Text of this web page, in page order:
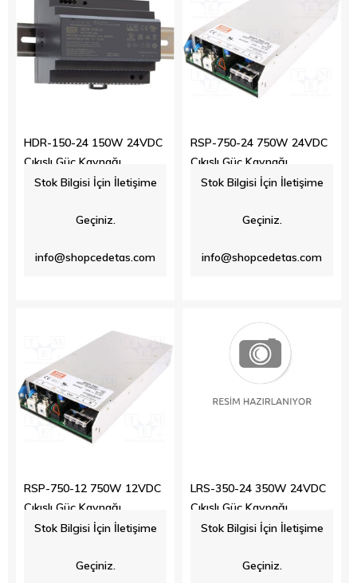
Stok Bilgisi İçin İletişime
Geçiniz.
info@shopcedetas.com
HDR-150-24 150W 24VDC
Çıkışlı Güç Kaynağı
Stok Bilgisi İçin İletişime
Geçiniz.
info@shopcedetas.com
RSP-750-24 750W 24VDC
Çıkışlı Güç Kaynağı
Stok Bilgisi İçin İletişime
Geçiniz.
RSP-750-12 750W 12VDC
Çıkışlı Güç Kaynağı
Stok Bilgisi İçin İletişime
Geçiniz.
LRS-350-24 350W 24VDC
Çıkışlı Güç Kaynağı